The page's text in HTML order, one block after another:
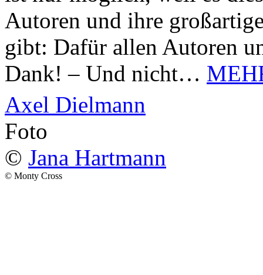
Autoren und ihre
gibt: Dafür allen Autoren
Dank! – Und nicht…
Axel Dielmann
Foto
© Jana Hartmann
© Monty Cross